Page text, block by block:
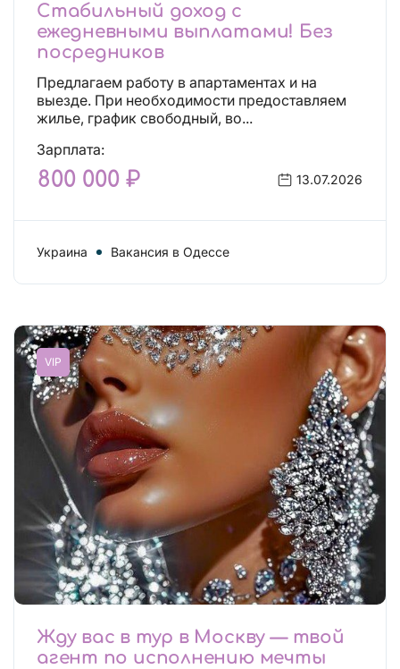
Стабильный доход с
ежедневными выплатами! Без
посредников
Предлагаем работу в апартаментах и на
выезде. При необходимости предоставляем
жилье, график свободный, во...
Зарплата:
800 000 ₽ 13.07.2026
Украина Вакансия в Одессе
VIP
Жду вас в тур в Москву — твой
агент по исполнению мечты